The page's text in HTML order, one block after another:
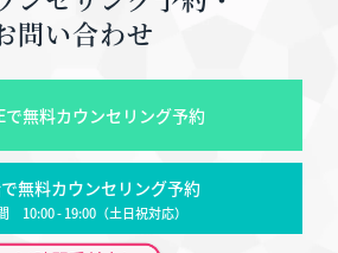
問い合わせ
で無料カウンセリング予約
無料カウンセリング予約
10:00 - 19:00（土日祝対応）